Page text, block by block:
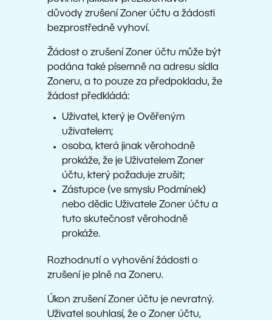
důvody zrušení Zoner účtu a žádosti
bezprostředně vyhoví.
Žádost o zrušení Zoner účtu může být
podána také písemně na adresu sídla
Zoneru, a to pouze za předpokladu, že
žádost předkládá:
Uživatel, který je Ověřeným
uživatelem;
osoba, která jinak věrohodně
prokáže, že je Uživatelem Zoner
účtu, který požaduje zrušit;
Zástupce (ve smyslu Podmínek)
nebo dědic Uživatele Zoner účtu a
tuto skutečnost věrohodně
prokáže.
Rozhodnutí o vyhovění žádosti o
zrušení je plně na Zoneru.
Úkon zrušení Zoner účtu je nevratný.
Uživatel souhlasí, že o Zoner účtu,